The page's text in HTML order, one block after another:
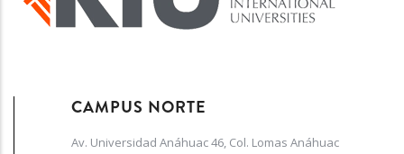
CAMPUS NORTE
Av. Universidad Anáhuac 46, Col. Lomas Anáhuac